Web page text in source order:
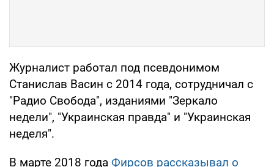
Журналист работал под псевдонимом
Станислав Васин с 2014 года, сотрудничал с
"Радио Свобода", изданиями "Зеркало
недели", "Украинская правда" и "Украинская
неделя".
В марте 2018 года Фирсов рассказывал о